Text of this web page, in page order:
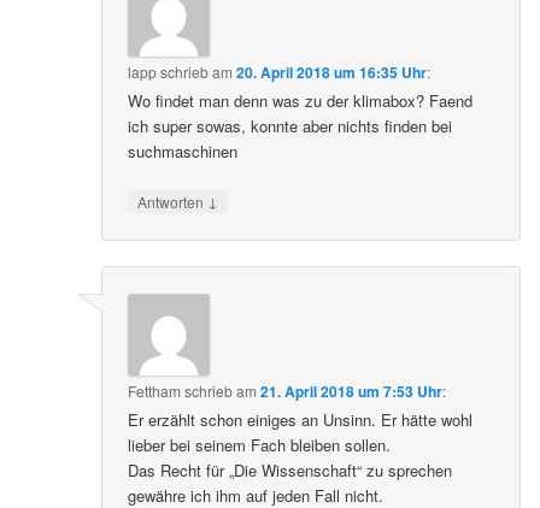
lappschriebam20. April 2018 um 16:35 Uhr:
Wo findet man denn was zu der klimabox? Faend
ich super sowas, konnte aber nichts finden bei
suchmaschinen
Antworten ↓
Fettham schriebam21. April 2018 um 7:53 Uhr:
Er erzählt schon einiges an Unsinn. Er hätte wohl
lieber bei seinem Fach bleiben sollen.
Das Recht für „Die Wissenschaft“ zu sprechen
gewähre ich ihm auf jeden Fall nicht.